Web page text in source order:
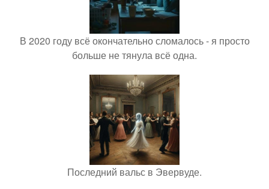
В 2020 году всё окончательно сломалось - я просто
больше не тянула всё одна.
Последний вальс в Эвервуде.